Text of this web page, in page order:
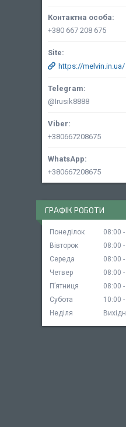
+380 667 208 675
https://melvin.in.ua/
@Irusik8888
+380667208675
+380667208675
ГРАФІК РОБОТИ
Понеділок 08:00
Вівторок
08:00
Середа
08:00
Четвер
08:00
Пʼятниця
08:00
Субота
10:00
Неділя